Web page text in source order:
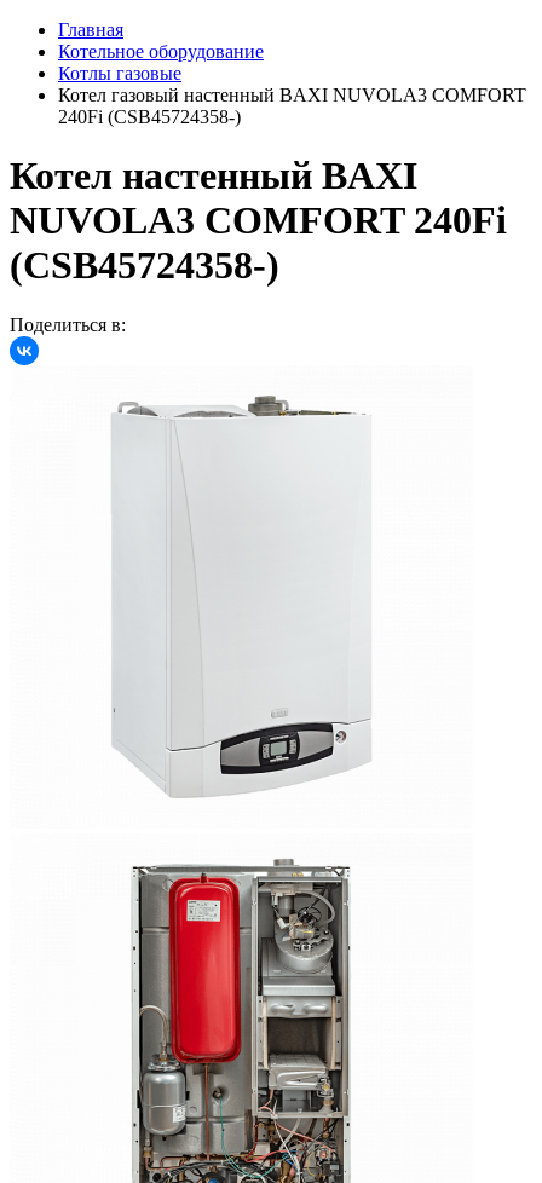
Главная
Котельное оборудование
Котлы газовые
Котел газовый настенный BAXI NUVOLA3 COMFORT
240Fi (CSB45724358-)
Котел настенный BAXI
NUVOLA3 COMFORT 240Fi
(CSB45724358-)
Поделиться в: